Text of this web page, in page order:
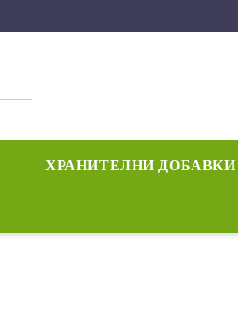
ХРАНИТЕЛНИ ДОБАВКИ